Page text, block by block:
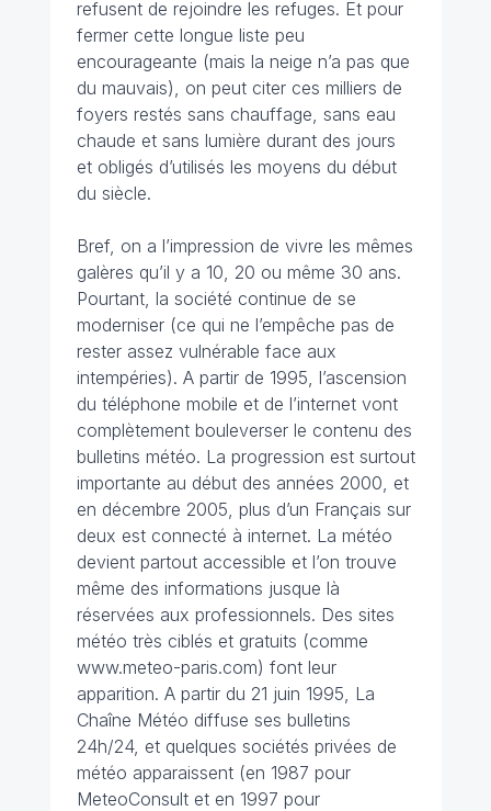
refusent de rejoindre les refuges. Et pour
fermer cette longue liste peu
encourageante (mais la neige n’a pas que
du mauvais), on peut citer ces milliers de
foyers restés sans chauffage, sans eau
chaude et sans lumière durant des jours
et obligés d’utilisés les moyens du début
du siècle.
Bref, on a l’impression de vivre les mêmes
galères qu’il y a 10, 20 ou même 30 ans.
Pourtant, la société continue de se
moderniser (ce qui ne l’empêche pas de
rester assez vulnérable face aux
intempéries). A partir de 1995, l’ascension
du téléphone mobile et de l’internet vont
complètement bouleverser le contenu des
bulletins météo. La progression est surtout
importante au début des années 2000, et
en décembre 2005, plus d’un Français sur
deux est connecté à internet. La météo
devient partout accessible et l’on trouve
même des informations jusque là
réservées aux professionnels. Des sites
météo très ciblés et gratuits (comme
www.meteo-paris.com) font leur
apparition. A partir du 21 juin 1995, La
Chaîne Météo diffuse ses bulletins
24h/24, et quelques sociétés privées de
météo apparaissent (en 1987 pour
MeteoConsult et en 1997 pour